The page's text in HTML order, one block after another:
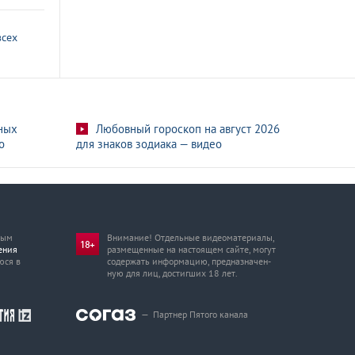
Любовный гороскоп на август 2026
для знаков зодиака — видео
в
Внимание! Отдельные видеоматериалы,
размещенные на настоящем сайте, могут
содержать информацию, предназначен­
ную для лиц, достигших 18 лет.
— Партнер Пятого канала